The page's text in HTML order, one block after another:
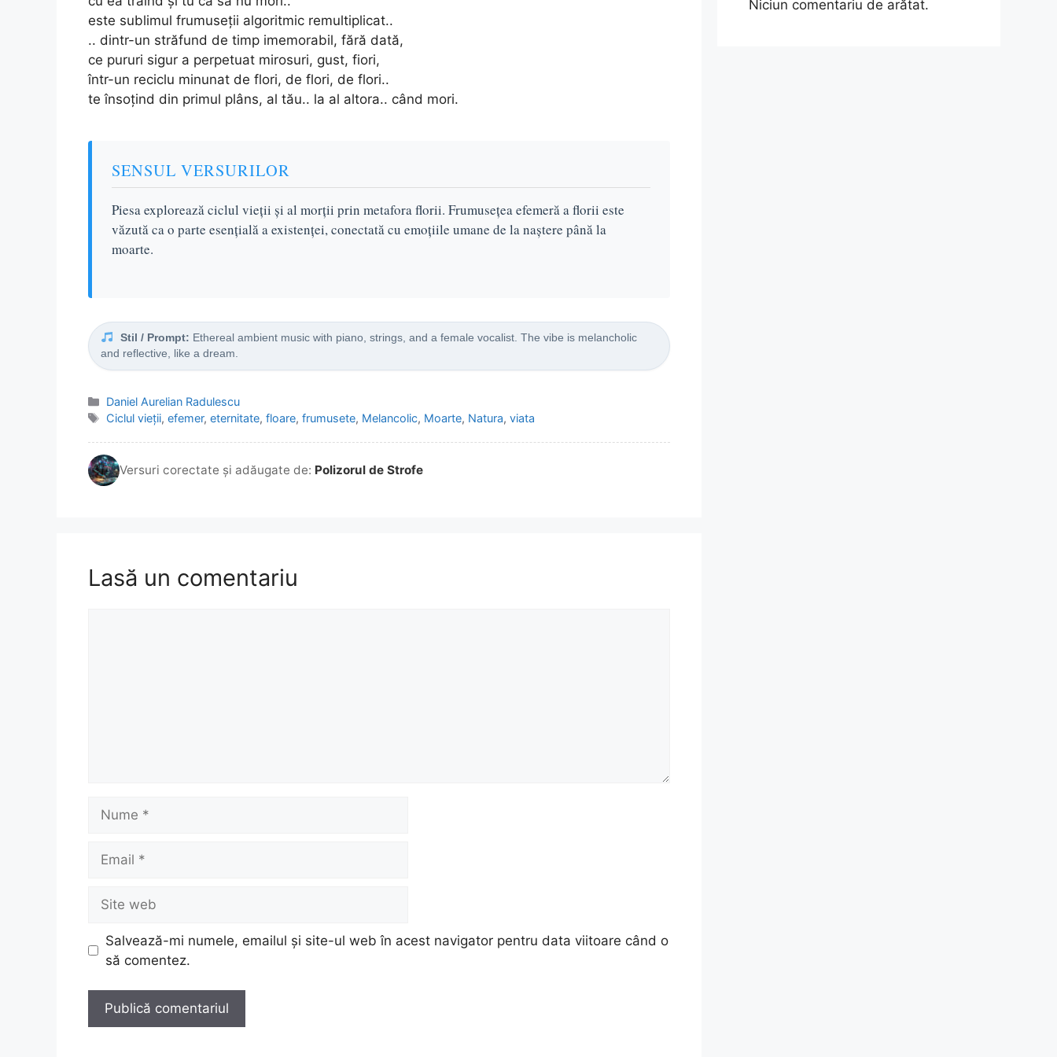
este sublimul frumuseții algoritmic remultiplicat..
.. dintr-un străfund de timp imemorabil, fără dată,
ce pururi sigur a perpetuat mirosuri, gust, fiori,
într-un reciclu minunat de flori, de flori, de flori..
te însoţind din primul plâns, al tău.. la al altora.. când mori.
SENSUL VERSURILOR
Piesa explorează ciclul vieții și al morții prin metafora florii. Frumusețea efemeră a florii este
văzută ca o parte esențială a existenței, conectată cu emoțiile umane de la naștere până la
moarte.
Stil / Prompt: Ethereal ambient music with piano, strings, and a female vocalist. The vibe is melancholic
and reflective, like a dream.
Categorii
Daniel Aurelian Radulescu
Etichete
Ciclul vieții,efemer,eternitate,floare,frumusete, Melancolic, Moarte, Natura,viata
Versuri corectate și adăugate de: Polizorul de Strofe
Lasă un comentariu
web
Salvează-mi numele, emailul și site-ul web în acest navigator pentru data viitoare când o
să comentez.
Niciun comentariu de arătat.